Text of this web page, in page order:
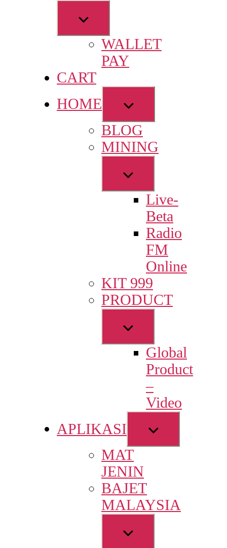
Show
sub
menuWALLET
PAY
CART
HOME
Show
sub
menu
BLOG
MINING
Show
sub
menuLive-
Beta
Radio
FM
Online
KIT 999
PRODUCT
Show
sub
menuGlobal
Product
–
Video
APLIKASI
Show
sub
MAT
JENIN
BAJET
MALAYSIA
Show